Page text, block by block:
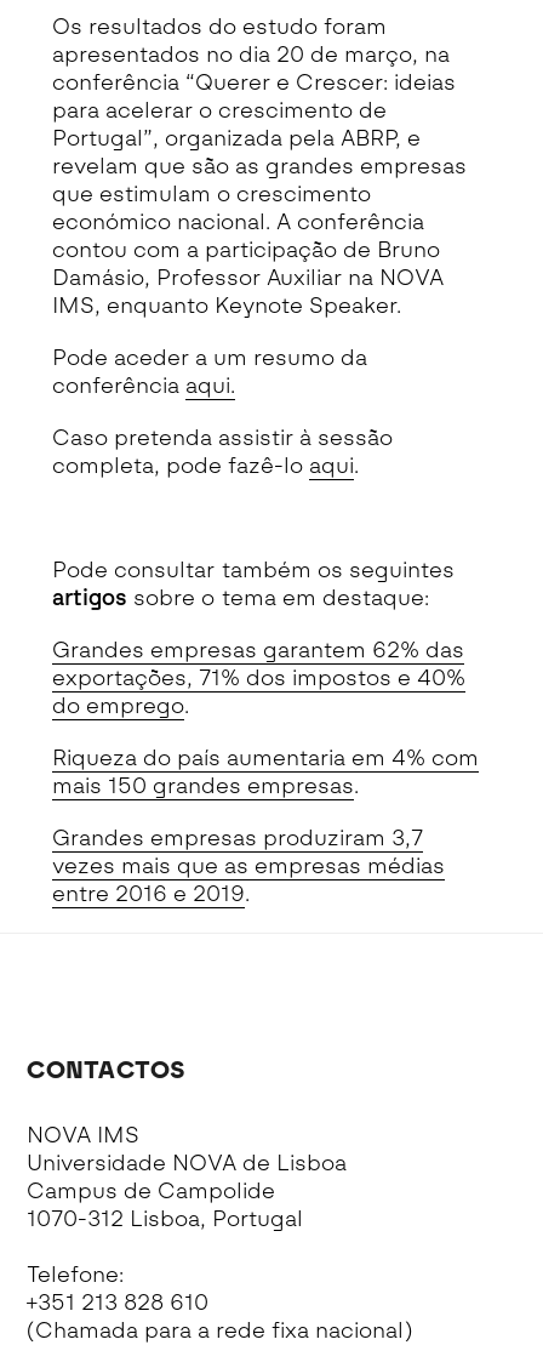
Os resultados do estudo foram
apresentados no dia 20 de março, na
conferência “Querer e Crescer: ideias
para acelerar o crescimento de
Portugal”, organizada pela ABRP, e
revelam que são as grandes empresas
que estimulam o crescimento
económico nacional. A conferência
contou com a participação de Bruno
Damásio, Professor Auxiliar na NOVA
IMS, enquanto Keynote Speaker.
Pode aceder a um resumo da
conferência aqui.
Caso pretenda assistir à sessão
completa, pode fazê-lo aqui.
Pode consultar também os seguintes
artigos sobre o tema em destaque:
Grandes empresas garantem 62% das
exportações, 71% dos impostos e 40%
do emprego.
Riqueza do país aumentaria em 4% com
mais 150 grandes empresas.
Grandes empresas produziram 3,7
vezes mais que as empresas médias
entre 2016 e 2019.
CONTACTOS
NOVA IMS
Universidade NOVA de Lisboa
Campus de Campolide
1070-312 Lisboa, Portugal
Telefone:
+351 213 828 610
(Chamada para a rede fixa nacional)